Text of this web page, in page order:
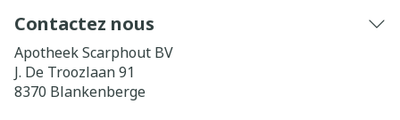
Contactez nous
Apotheek Scarphout BV
J. De Troozlaan 91
8370 Blankenberge